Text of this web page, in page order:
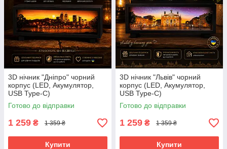
3D нічник "Дніпро" чорний
корпус (LED, Акумулятор,
USB Type-C)
Готово до відправки
1 259 ₴ 1 359 ₴
Купити
3D нічник "Львів" чорний
корпус (LED, Акумулятор,
USB Type-C)
Готово до відправки
1 259 ₴ 1 359 ₴
Купити